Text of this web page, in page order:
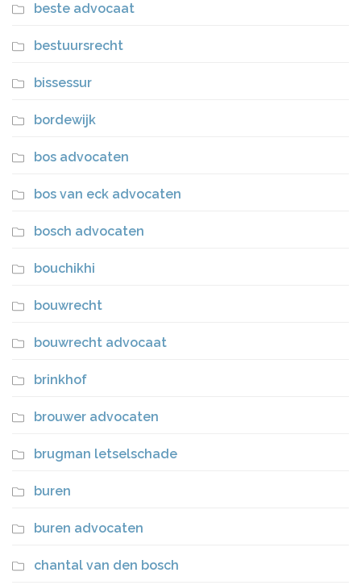
beste advocaat
bestuursrecht
bissessur
bordewijk
bos advocaten
bos van eck advocaten
bosch advocaten
bouchikhi
bouwrecht
bouwrecht advocaat
brinkhof
brouwer advocaten
brugman letselschade
buren
buren advocaten
chantal van den bosch